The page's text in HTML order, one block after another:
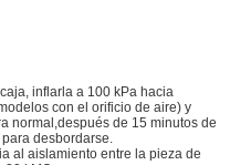
inflarla a 100 kPa hacia
con el orificio de aire) y
normal,después de 15 minutos de
desbordarse.
al aislamiento entre la pieza de